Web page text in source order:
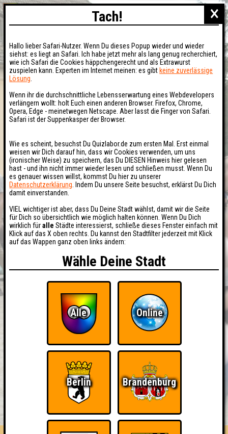
HIGHSCORE RESERVIERUNG
FAQ ÜBER UNS
×
Tach!
Hallo lieber Safari-Nutzer. Wenn Du dieses Popup wieder und wieder
siehst: es liegt an Safari. Ich habe jetzt mehr als lang genug recherchiert,
wie ich Safari die Cookies häppchengerecht und als Extrawurst
zuspielen kann. Experten im Internet meinen: es gibt keine zuverlässige
Lösung
Wenn ihr die durchschnittliche Lebensserwartung eines Webdevelopers
verlängern wollt: holt Euch einen anderen Browser. Firefox, Chrome,
Opera, Edge - meinetwegen Netscape. Aber lasst die Finger von Safari.
Safari ist der Suppenkasper der Browser.
Wie es scheint, besuchst Du Quizlabor.de zum ersten Mal. Erst einmal
weisen wir Dich darauf hin, dass wir Cookies verwenden, um uns
(ironischer Weise) zu speichern, das Du DIESEN Hinweis hier gelesen
hast - und ihn nicht immer wieder lesen und schließen musst. Wenn Du
es genauer wissen willst, kommst Du hier zu unserer
Datenschutzerklärung . Indem Du unsere Seite besuchst, erklärst Du Dich
damit einverstanden.
VIEL wichtiger ist aber, dass Du Deine Stadt wählst, damit wir die Seite
für Dich so übersichtlich wie möglich halten können. Wenn Du Dich
wirklich füralle Städte interessierst, schließe dieses Fenster einfach mit
Klick auf das X oben rechts. Du kannst den Stadtfilter jederzeit mit Klick
auf das Wappen ganz oben links ändern:
Wähle Deine Stadt
Alle Online
Berlin Brandenburg